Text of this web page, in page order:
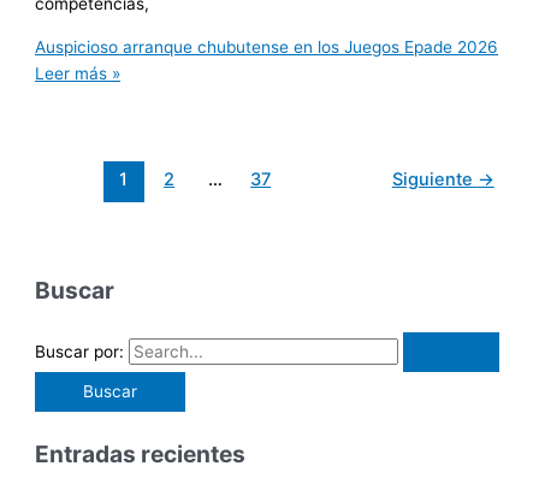
competencias,
Auspicioso arranque chubutense en los Juegos Epade 2026
Leer más »
1 2 … 37 Siguiente →
Buscar
Buscar por:
Entradas recientes